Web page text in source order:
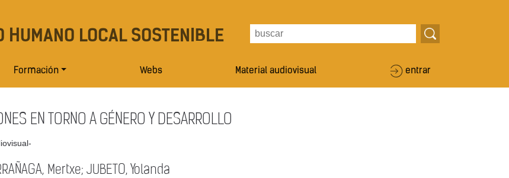
HUMANO LOCAL SOSTENIBLE
Formación Webs Material audiovisual entrar
EN TORNO A GÉNERO Y DESARROLLO
Mertxe; JUBETO, Yolanda